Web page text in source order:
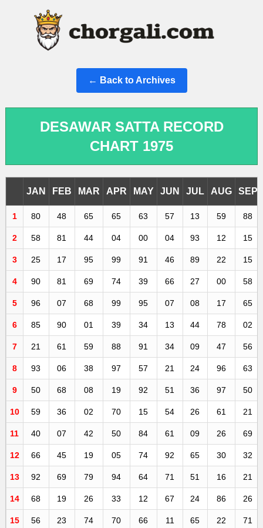
← Back to Archives
DESAWAR SATTA RECORD
CHART 1975
JAN FEB MAR APR MAY JUN JUL AUG SEP
1 80 48 65 65 63 57 13 59 88
2 58 81 44 04 00 04 93 12 15
3 25 17 95 99 91 46 89 22 15
4 90 81 69 74 39 66 27 00 58
5 96 07 68 99 95 07 08 17 65
6 85 90 01 39 34 13 44 78 02
7 21 61 59 88 91 34 09 47 56
8 93 06 38 97 57 21 24 96 63
9 50 68 08 19 92 51 36 97 50
10 59 36 02 70 15 54 26 61 21
11 40 07 42 50 84 61 09 26 69
12 66 45 19 05 74 92 65 30 32
13 92 69 79 94 64 71 51 16 21
14 68 19 26 33 12 67 24 86 26
15 56 23 74 70 66 11 65 22 71